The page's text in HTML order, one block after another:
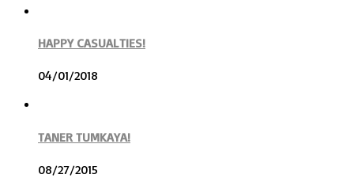
HAPPY CASUALTIES!
04/01/2018
TANER TUMKAYA!
08/27/2015